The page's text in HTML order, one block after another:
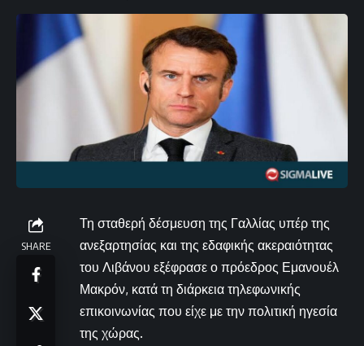
SHARE
Τη σταθερή δέσμευση της Γαλλίας υπέρ της
ανεξαρτησίας και της εδαφικής ακεραιότητας
του Λιβάνου εξέφρασε ο πρόεδρος Εμανουέλ
Μακρόν, κατά τη διάρκεια τηλεφωνικής
επικοινωνίας που είχε με την πολιτική ηγεσία
της χώρας.